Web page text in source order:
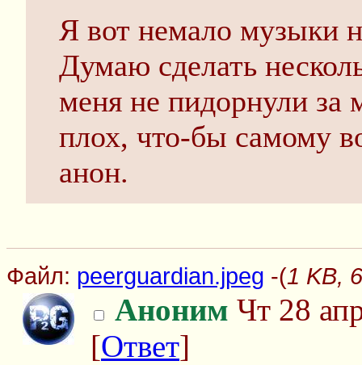
Я вот немало музыки
Думаю сделать
меня не пидорнули
плох, что-бы самому
анон.
Файл: peerguardian.jpeg -(1 KB,
Аноним Чт 28
[Ответ]